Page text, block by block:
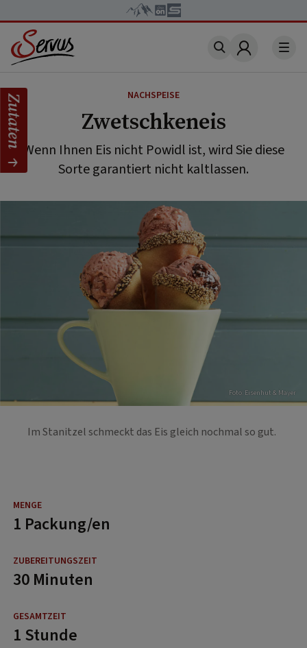
Account
NACHSPEISE
Zwetschkeneis
Wenn Ihnen Eis nicht Powidl ist, wird Sie diese
Sorte garantiert nicht kaltlassen.
Foto: Eisenhut & Mayer
Im Stanitzel schmeckt das Eis gleich nochmal so gut.
1 Packung/en
30 Minuten
1 Stunde
Zutaten